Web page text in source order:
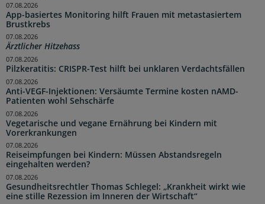
App-basiertes Monitoring hilft Frauen mit metastasiertem
Brustkrebs
07.08.2026
Ärztlicher Hitzehass
07.08.2026
Pilzkeratitis: CRISPR-Test hilft bei unklaren Verdachtsfällen
07.08.2026
Anti-VEGF-Injektionen: Versäumte Termine kosten nAMD-
Patienten wohl Sehschärfe
07.08.2026
Vegetarische und vegane Ernährung bei Kindern mit
Vorerkrankungen
07.08.2026
Reiseimpfungen bei Kindern: Müssen Abstandsregeln
eingehalten werden?
07.08.2026
Gesundheitsrechtler Thomas Schlegel: „Krankheit wirkt wie
eine stille Rezession im Inneren der Wirtschaft“
07.08.2026